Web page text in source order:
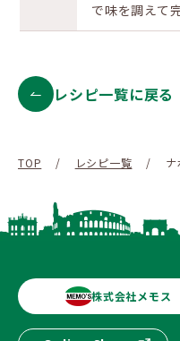
で味を調えて完
レシピ一覧に戻る
TOP / レシピ一覧 /
株式会社メモス